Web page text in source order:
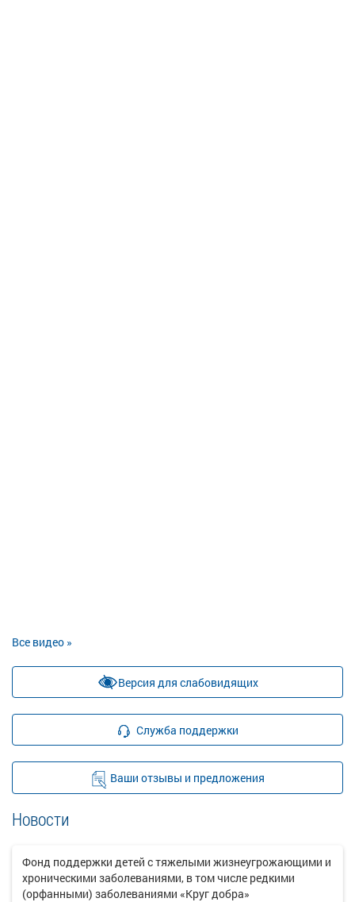
Все видео »
Версия для слабовидящих
Служба поддержки
Ваши отзывы и предложения
Новости
Фонд поддержки детей с тяжелыми жизнеугрожающими и
хроническими заболеваниями, в том числе редкими
(орфанными) заболеваниями «Круг добра»